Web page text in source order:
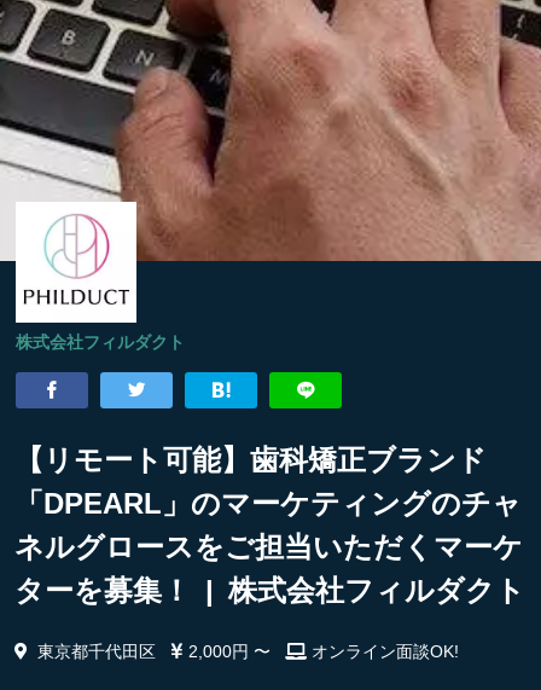
株式会社フィルダクト
【リモート可能】歯科矯正ブランド
「DPEARL」のマーケティングのチャ
ネルグロースをご担当いただくマーケ
ターを募集！ | 株式会社フィルダクト
東京都千代田区 2,000円 〜 オンライン面談OK!